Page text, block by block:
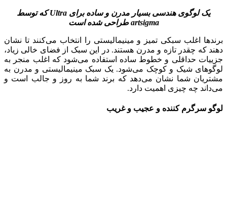
یک لوگوی هندسی بسیار مدرن و ساده برای
که توسط
artsigma طراحی شده است
برندها اغلب سبکی تمیز و مینیمالیستی را انتخاب می‌کنند تا نشان
دهند که چقدر تازه و مدرن هستند. در این سبک از فضای خالی زیاد،
جزییات حداقلی و خطوط ساده استفاده می‌شود که اغلب منجر به
لوگوهای شیک و کوچک می‌شود. یک سبک مینیمالیستی و مدرن به
مشتریان شما نشان می‌دهد که برند شما به روز و جالب است و
می‌داند چه چیزی اهمیت دارد.
لوگو سرگرم کننده و عجیب و غریب